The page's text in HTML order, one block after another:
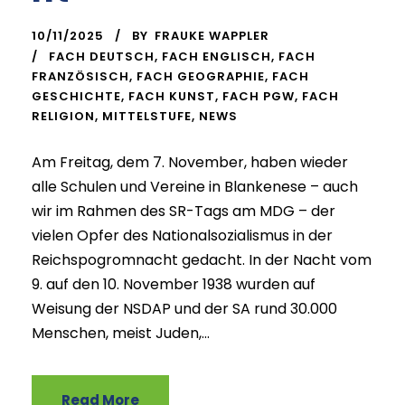
10/11/2025 BY FRAUKE WAPPLER
FACH DEUTSCH, FACH ENGLISCH, FACH
FRANZÖSISCH, FACH GEOGRAPHIE, FACH
GESCHICHTE, FACH KUNST, FACH PGW, FACH
RELIGION, MITTELSTUFE, NEWS
Am Freitag, dem 7. November, haben wieder
alle Schulen und Vereine in Blankenese – auch
wir im Rahmen des SR-Tags am MDG – der
vielen Opfer des Nationalsozialismus in der
Reichspogromnacht gedacht. In der Nacht vom
9. auf den 10. November 1938 wurden auf
Weisung der NSDAP und der SA rund 30.000
Menschen, meist Juden,...
Read More